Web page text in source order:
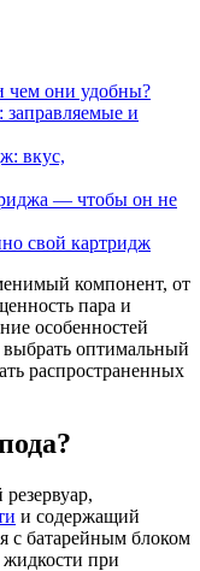
чем они удобны?
и
вкус,
— чтобы он не
свой картридж
компонент, от
пара и
особенностей
оптимальный
распространенных
и содержащий
с батарейным блоком
жидкости при